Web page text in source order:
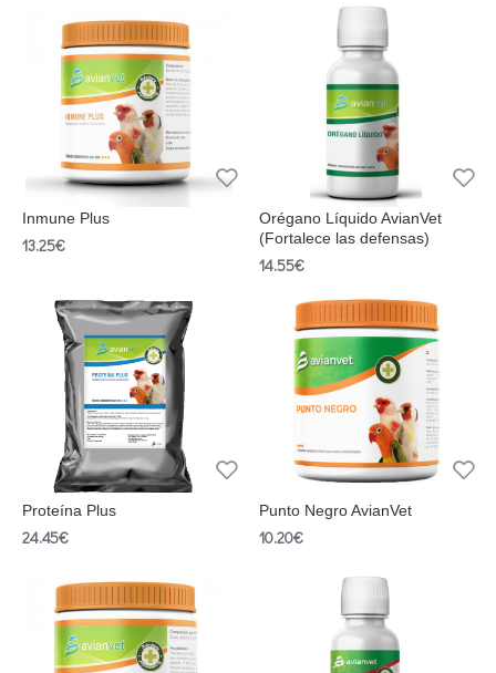
Inmune Plus
13.25€
Orégano Líquido AvianVet
(Fortalece las defensas)
14.55€
Proteína Plus
24.45€
Punto Negro AvianVet
10.20€